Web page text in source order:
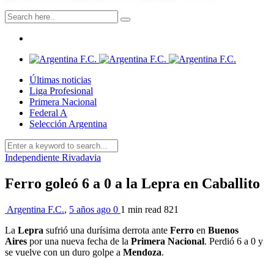
Últimas noticias
Liga Profesional
Primera Nacional
Federal A
Selección Argentina
Independiente Rivadavia
Ferro goleó 6 a 0 a la Lepra en Caballito
Argentina F.C., 5 años ago 0 1 min read 821
La Lepra sufrió una durísima derrota ante Ferro en Buenos
Aires por una nueva fecha de la Primera Nacional. Perdió 6 a 0 y
se vuelve con un duro golpe a Mendoza.